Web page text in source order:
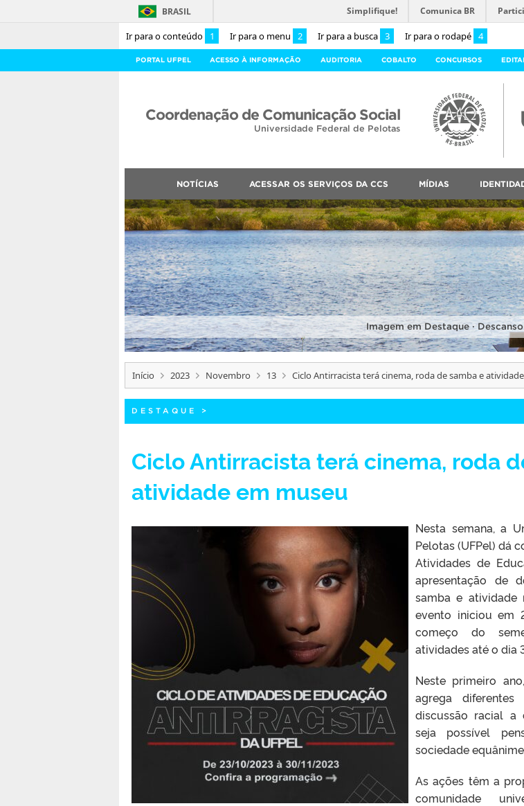
Ir para o conteúdo 1 Ir para o menu 2 Ir para a busca 3 Ir para o rodapé 4
BRASIL Simplifique! Comunica BR
PORTAL UFPEL ACESSO À INFORMAÇÃO AUDITORIA COBALTO CONCURSOS
Coordenação de Comunicação Social
Universidade Federal de Pelotas
NOTÍCIAS ACESSAR OS SERVIÇOS DA CCS MÍDIAS
Imagem em Destaque ·
Início 2023 Novembro 13 Ciclo Antirracista terá cinema, roda de samba e
DESTAQUE >
Ciclo Antirracista terá cinema, roda
atividade em museu
Nesta semana, a
Pelotas (UFPel) dá
Atividades de
apresentação de
samba e atividade
evento iniciou em
começo do
atividades até o dia
Neste primeiro
agrega
discussão racial a
seja possível
sociedade
As ações têm a
comunidade